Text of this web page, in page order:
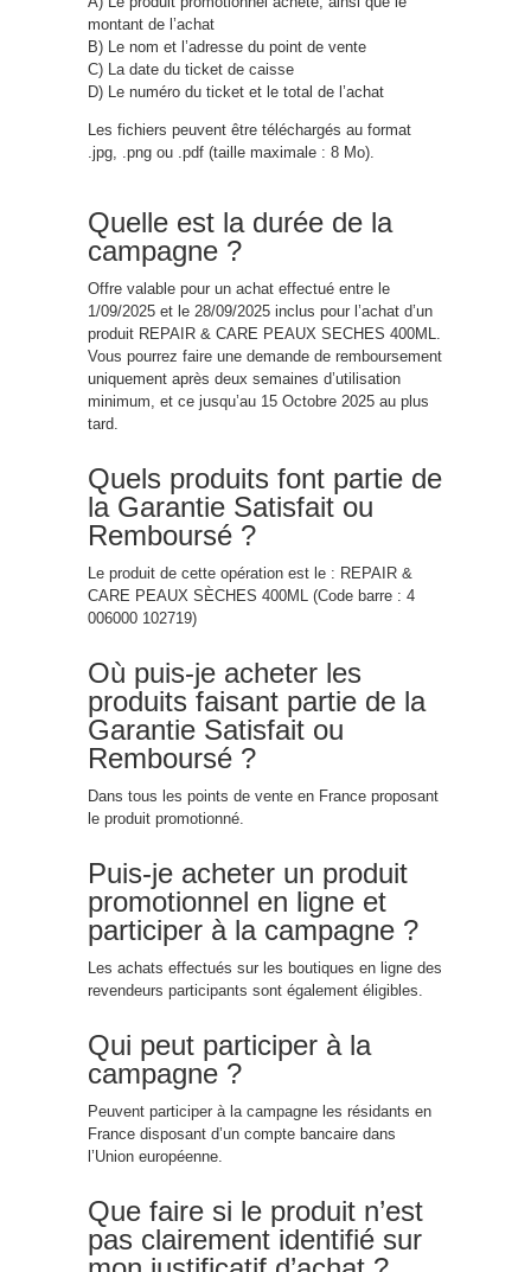
montant de l’achat
B) Le nom et l’adresse du point de vente
C) La date du ticket de caisse
D) Le numéro du ticket et le total de l’achat
Les fichiers peuvent être téléchargés au format
.jpg, .png ou .pdf (taille maximale : 8 Mo).
Quelle est la durée de la
campagne ?
Offre valable pour un achat effectué entre le
1/09/2025 et le 28/09/2025 inclus pour l’achat d’un
produit REPAIR & CARE PEAUX SECHES 400ML.
Vous pourrez faire une demande de remboursement
uniquement après deux semaines d’utilisation
minimum, et ce jusqu’au 15 Octobre 2025 au plus
tard.
Quels produits font partie de
la Garantie Satisfait ou
Remboursé ?
Le produit de cette opération est le : REPAIR &
CARE PEAUX SÈCHES 400ML (Code barre : 4
006000 102719)
Où puis-je acheter les
produits faisant partie de la
Garantie Satisfait ou
Remboursé ?
Dans tous les points de vente en France proposant
le produit promotionné.
Puis-je acheter un produit
promotionnel en ligne et
participer à la campagne ?
Les achats effectués sur les boutiques en ligne des
revendeurs participants sont également éligibles.
Qui peut participer à la
campagne ?
Peuvent participer à la campagne les résidants en
France disposant d’un compte bancaire dans
l’Union européenne.
Que faire si le produit n’est
pas clairement identifié sur